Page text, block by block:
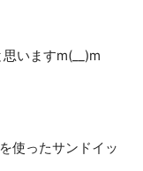
いますm(__)m
使ったサンドイッ